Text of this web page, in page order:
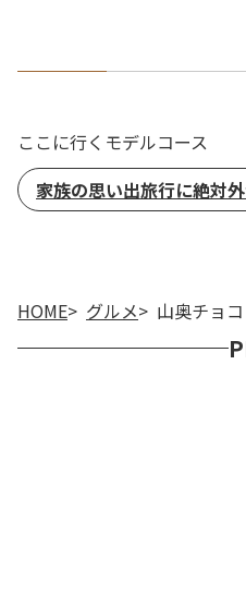
HOME グルメ 山奥チョ
ここに行くモデルコース
家族の思い出旅行に絶対